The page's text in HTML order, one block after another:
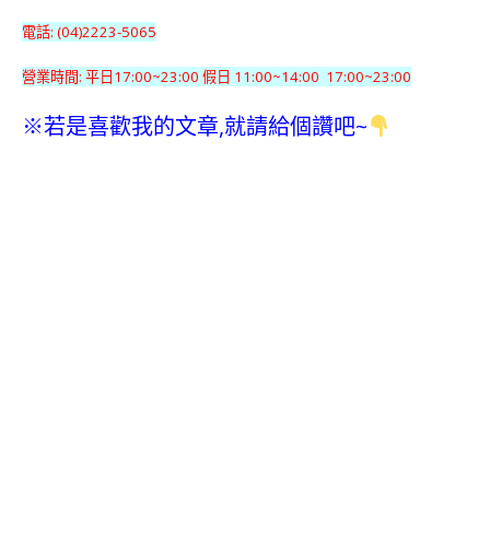
電話: (04)2223-5065
營業時間: 平日17:00~23:00 假日 11:00~14:00 17:00~23:00
※若是喜歡我的文章,就請給個讚吧~